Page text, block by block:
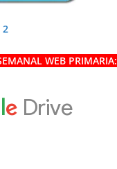
2
WEB PRIMARIA: